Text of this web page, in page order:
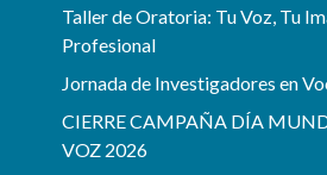
Taller de Oratoria: Tu Voz, Tu
Profesional
Jornada de Investigadores en
CIERRE CAMPAÑA DÍA
VOZ 2026